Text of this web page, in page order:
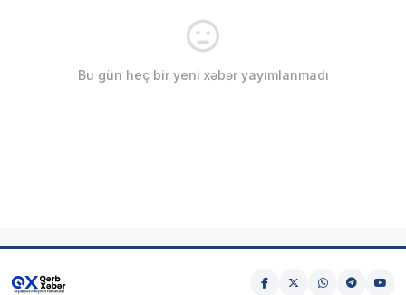
Bu gün heç bir yeni xəbər yayımlanmadı